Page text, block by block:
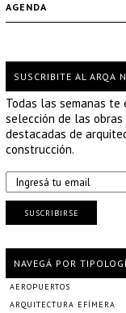
AGENDA
SUSCRIBITE AL ARQA
Todas las semanas te
selección de las obras
destacadas de
construcción.
SUSCRIBIRSE
NAVEGÁ POR
AEROPUERTOS
ARQUITECTURA EFÍMERA